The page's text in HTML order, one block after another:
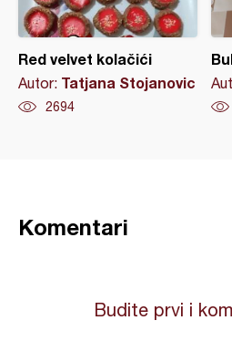
Red velvet kolačići
Autor: Tatjana Stojanovic
2694
Komentari
Budite prvi i